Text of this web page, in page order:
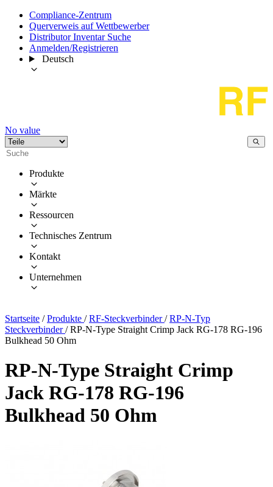
Compliance-Zentrum
Querverweis auf Wettbewerber
Distributor Inventar Suche
Anmelden/Registrieren
Deutsch
No value
Produkte
Märkte
Ressourcen
Technisches Zentrum
Kontakt
Unternehmen
Startseite / Produkte / RF-Steckverbinder/ RP-N-Typ
Steckverbinder/ RP-N-Type Straight Crimp Jack RG-178 RG-196
Bulkhead 50 Ohm
RP-N-Type Straight Crimp
Jack RG-178 RG-196
Bulkhead 50 Ohm